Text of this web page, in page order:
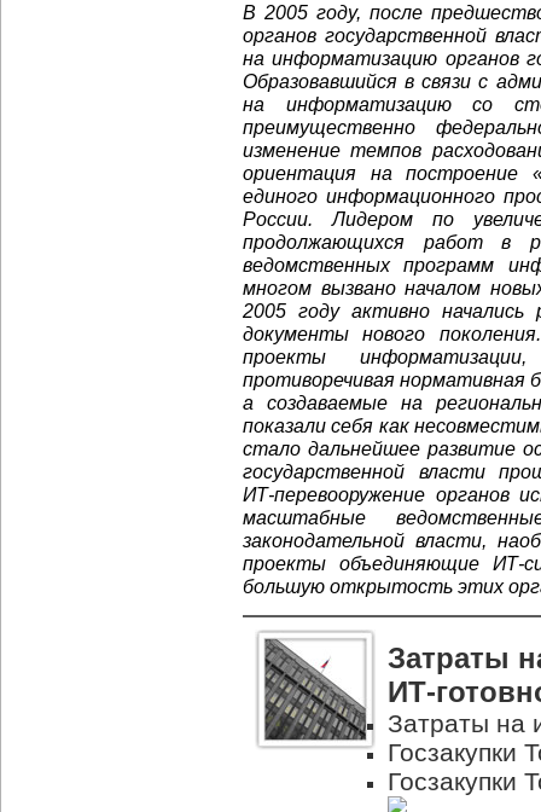
В 2005 году, после
органов государственной
на информатизацию органов
Образовавшийся в связи с
на информатизацию со
преимущественно
изменение темпов
ориентация на построение
единого информационного
России. Лидером по
продолжающихся работ в
ведомственных программ
многом вызвано началом
2005 году активно
документы нового
проекты
противоречивая нормативная
а создаваемые на
показали себя как
стало дальнейшее развитие
государственной власти
ИТ-перевооружение органов
масштабные
законодательной власти,
проекты объединяющие ИТ-
большую открытость этих
Затраты
ИТ-
Затраты на
Госзакупки
Госзакупки